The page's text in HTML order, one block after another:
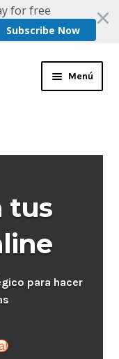
for free
Subscribe Now
Menú
tus
para hacer